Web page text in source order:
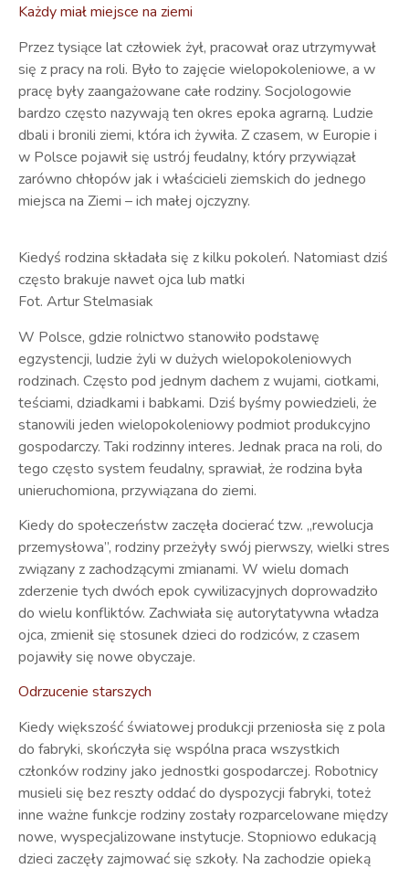
Każdy miał miejsce na ziemi
Przez tysiące lat człowiek żył, pracował oraz utrzymywał
się z pracy na roli. Było to zajęcie wielopokoleniowe, a w
pracę były zaangażowane całe rodziny. Socjologowie
bardzo często nazywają ten okres epoka agrarną. Ludzie
dbali i bronili ziemi, która ich żywiła. Z czasem, w Europie i
w Polsce pojawił się ustrój feudalny, który przywiązał
zarówno chłopów jak i właścicieli ziemskich do jednego
miejsca na Ziemi – ich małej ojczyzny.
Kiedyś rodzina składała się z kilku pokoleń. Natomiast dziś
często brakuje nawet ojca lub matki
Fot. Artur Stelmasiak
W Polsce, gdzie rolnictwo stanowiło podstawę
egzystencji, ludzie żyli w dużych wielopokoleniowych
rodzinach. Często pod jednym dachem z wujami, ciotkami,
teściami, dziadkami i babkami. Dziś byśmy powiedzieli, że
stanowili jeden wielopokoleniowy podmiot produkcyjno
gospodarczy. Taki rodzinny interes. Jednak praca na roli, do
tego często system feudalny, sprawiał, że rodzina była
unieruchomiona, przywiązana do ziemi.
Kiedy do społeczeństw zaczęła docierać tzw. „rewolucja
przemysłowa”, rodziny przeżyły swój pierwszy, wielki stres
związany z zachodzącymi zmianami. W wielu domach
zderzenie tych dwóch epok cywilizacyjnych doprowadziło
do wielu konfliktów. Zachwiała się autorytatywna władza
ojca, zmienił się stosunek dzieci do rodziców, z czasem
pojawiły się nowe obyczaje.
Odrzucenie starszych
Kiedy większość światowej produkcji przeniosła się z pola
do fabryki, skończyła się wspólna praca wszystkich
członków rodziny jako jednostki gospodarczej. Robotnicy
musieli się bez reszty oddać do dyspozycji fabryki, toteż
inne ważne funkcje rodziny zostały rozparcelowane między
nowe, wyspecjalizowane instytucje. Stopniowo edukacją
dzieci zaczęły zajmować się szkoły. Na zachodzie opieką